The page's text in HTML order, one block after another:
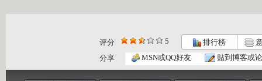
评分 5 排行榜
分享
MSN或QQ好友 贴到博客或